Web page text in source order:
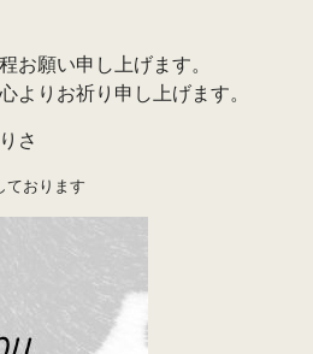
お願い申し上げます。
よりお祈り申し上げます。
さ
ております